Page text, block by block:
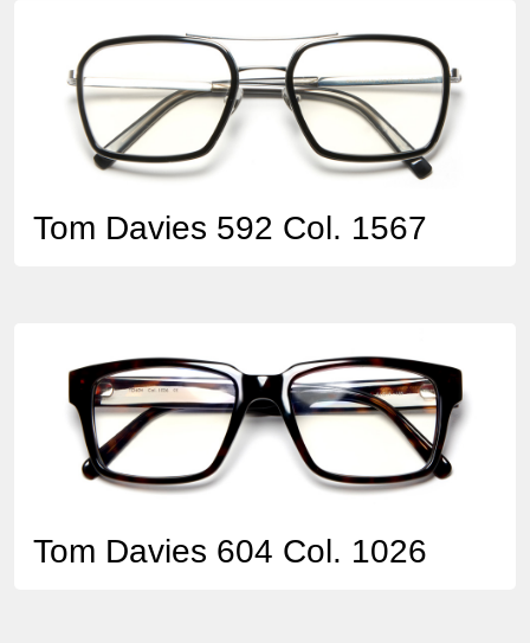
Tom Davies 592 Col. 1567
Tom Davies 604 Col. 1026